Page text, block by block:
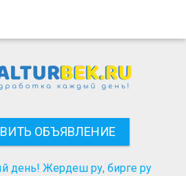
ОБЪЯВЛЕНИЕ
день! Жердеш ру, бирге ру